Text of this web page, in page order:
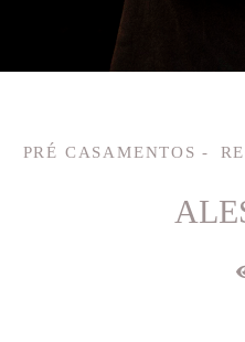
PRÉ CASAMENTOS